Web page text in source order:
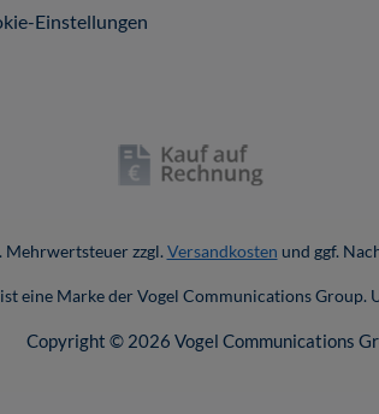
Einstellungen
Mehrwertsteuer zzgl. Versandkosten und ggf.
eine Marke der Vogel Communications Group.
Copyright © 2026 Vogel Communications